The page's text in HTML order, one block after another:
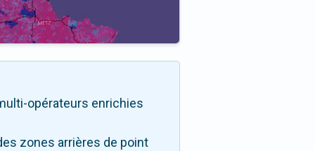
opérateurs enrichies
zones arrières de point